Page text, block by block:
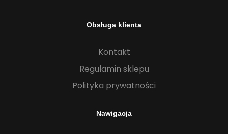
Obsługa klienta
Kontakt
Regulamin sklepu
Polityka prywatności
Nawigacja